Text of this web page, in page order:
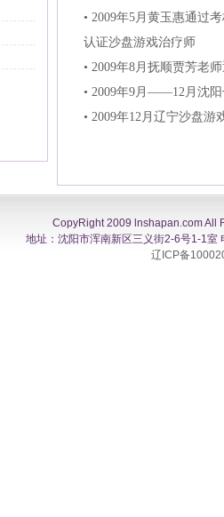
• 2009年5月黄玉惠通过
认证沙盘游戏治疗师
• 2009年8月抚顺贾芳老
• 2009年9月——12月沈阳
• 2009年12月辽宁沙盘游
CopyRight 2009 lnshapan.com All
地址：沈阳市浑南新区三义街2-6号1-1
辽ICP备